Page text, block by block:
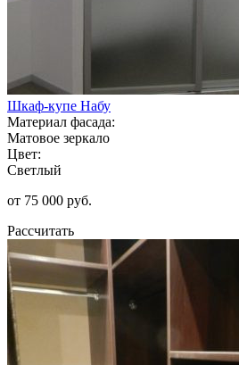
Шкаф-купе Набу
Материал фасада:
Матовое зеркало
Цвет:
Светлый
от 75 000 руб.
Рассчитать